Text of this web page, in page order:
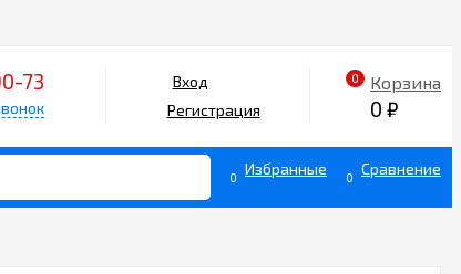
73
Вход
Регистрация
0 Корзина
0 ₽
0 Избранные 0 Сравнение